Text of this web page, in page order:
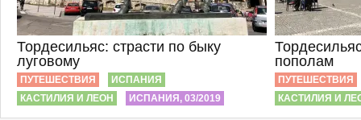
Тордесильяс: страсти по быку
луговому
ПУТЕШЕСТВИЯ
ИСПАНИЯ
КАСТИЛИЯ И ЛЕОН
ИСПАНИЯ, 03/2019
пополам
ПУТЕШЕСТВИЯ
КАСТИЛИЯ И